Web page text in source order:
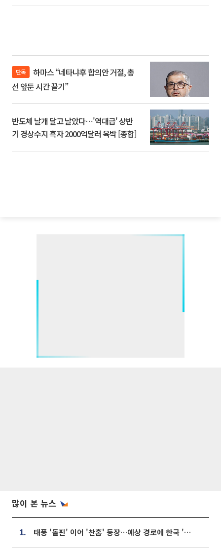
단독
선 앞둔 시간 끌기”
반도체 날개 달고 날았다⋯'역대급' 상반
기 경상수지 흑자 2000억달러 육박 [종합]
많이 본 뉴스
1. 태풍 '돌핀' 이어 '찬홈' 등장…예상 경로에 한국 '한숨'